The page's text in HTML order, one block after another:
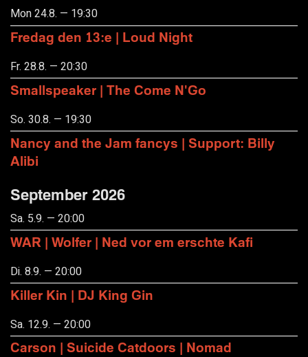
Mon 24.8. — 19:30
Fredag den 13:e | Loud Night
Fr. 28.8. — 20:30
Smallspeaker | The Come N'Go
So. 30.8. — 19:30
Nancy and the Jam fancys | Support: Billy
Alibi
September 2026
Sa. 5.9. — 20:00
WAR | Wolfer | Ned vor em erschte Kafi
Di. 8.9. — 20:00
Killer Kin | DJ King Gin
Sa. 12.9. — 20:00
Carson | Suicide Catdoors | Nomad